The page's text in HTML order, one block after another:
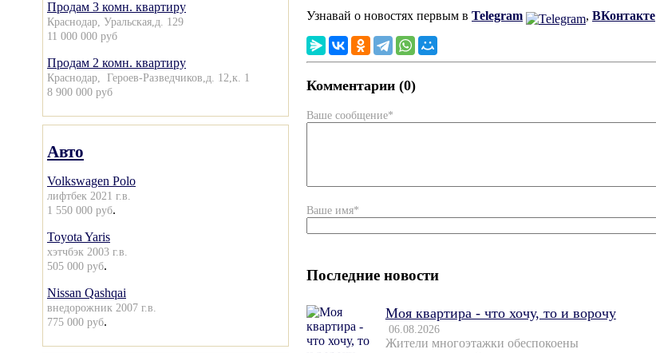
Продам 3 комн. квартиру
Краснодар, Уральская,д. 129
11 000 000 руб
Продам 2 комн. квартиру
Краснодар, Героев-Разведчиков,д. 12,к. 1
8 900 000 руб
Авто
Volkswagen Polo
лифтбек 2021 г.в.
1 550 000 руб.
Toyota Yaris
хэтчбэк 2003 г.в.
505 000 руб.
Nissan Qashqai
внедорожник 2007 г.в.
775 000 руб.
Узнавай о новостях первым в Telegram , ВКонтакте
Комментарии (0)
Ваше сообщение*
Ваше имя*
Последние новости
Моя квартира - что хочу, то и ворочу
06.08.2026
Жители многоэтажки обеспокоены